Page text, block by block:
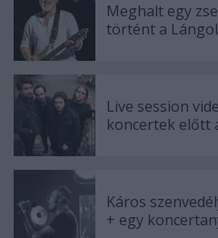
Meghalt egy
történt a
Live session
koncertek előtt
Káros
+ egy